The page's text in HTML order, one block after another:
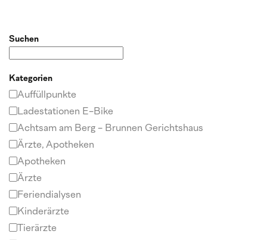
Suchen
Kategorien
Auffüllpunkte
Ladestationen E-Bike
Achtsam am Berg - Brunnen Gerichtshaus
Ärzte, Apotheken
Apotheken
Ärzte
Feriendialysen
Kinderärzte
Tierärzte